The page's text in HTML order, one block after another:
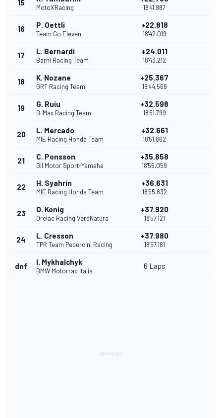
15
MotoXRacing 18'41.987
16 P. Oettli
Team Go Eleven
+22.818
18'42.019
17 L. Bernardi
Barni Racing Team
+24.011
18'43.212
18 K. Nozane
GRT Racing Team
+25.367
18'44.568
19 G. Ruiu
B-Max Racing Team
+32.598
18'51.799
20 L. Mercado
MIE Racing Honda Team
+32.661
18'51.862
21 C. Ponsson
Gil Motor Sport-Yamaha
+35.858
18'55.059
22 H. Syahrin
MIE Racing Honda Team
+36.631
18'55.832
23 O. Konig
Orelac Racing VerdNatura
+37.920
18'57.121
24 L. Cresson
TPR Team Pedercini Racing
+37.980
18'57.181
dnf I. Mykhalchyk
BMW Motorrad Italia
6 Laps